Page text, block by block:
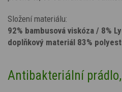
Složení materiálu:
92% bambusová viskóza / 8%
doplňkový materiál 83%
Antibakteriální